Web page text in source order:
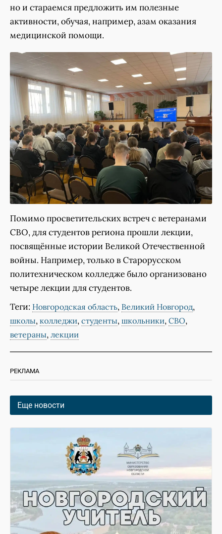
но и стараемся предложить им полезные
активности, обучая, например, азам оказания
медицинской помощи.
Помимо просветительских встреч с ветеранами
СВО, для студентов региона прошли лекции,
посвящённые истории Великой Отечественной
войны. Например, только в Старорусском
политехническом колледже было организовано
четыре лекции для студентов.
Теги: Новгородская область, Великий Новгород,
школы, колледжи, студенты, школьники, СВО,
ветераны, лекции
РЕКЛАМА
Еще новости